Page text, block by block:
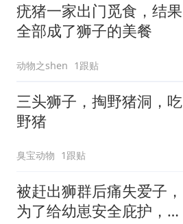
疣猪一家出门觅食，结果
全部成了狮子的美餐
动物之shen 1跟贴
三头狮子，掏野猪洞，吃
野猪
臭宝动物 1跟贴
被赶出狮群后痛失爱子，
为了给幼崽安全庇护，狮